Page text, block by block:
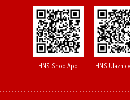
HNS Shop App HNS